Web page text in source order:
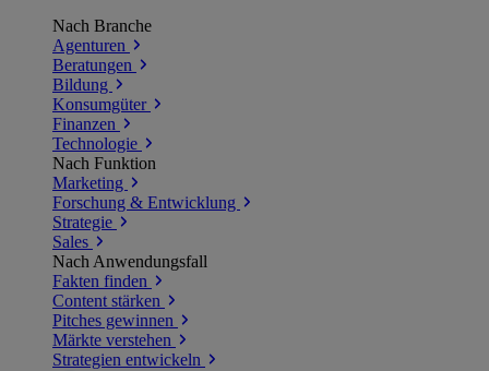
Nach Branche
Agenturen
Beratungen
Bildung
Konsumgüter
Finanzen
Technologie
Nach Funktion
Marketing
Forschung & Entwicklung
Strategie
Sales
Nach Anwendungsfall
Fakten finden
Content stärken
Pitches gewinnen
Märkte verstehen
Strategien entwickeln